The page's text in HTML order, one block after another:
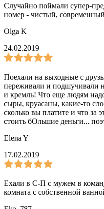
Случайно поймали супер-
номер - чистый,
Olga K
24.02.2019
Поехали на выходные с
переживали и подшучивали
и кремль! Что еще людям
сыры, круасаны, какие-то
сколько вы платите и что за
стоить бОльшие деньги...
Elena Y
17.02.2019
Ехали в С-П с мужем в
комната с собственной